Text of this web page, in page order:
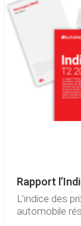
Rapport
L’indice des
automobile